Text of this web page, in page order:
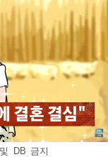
DB 금지